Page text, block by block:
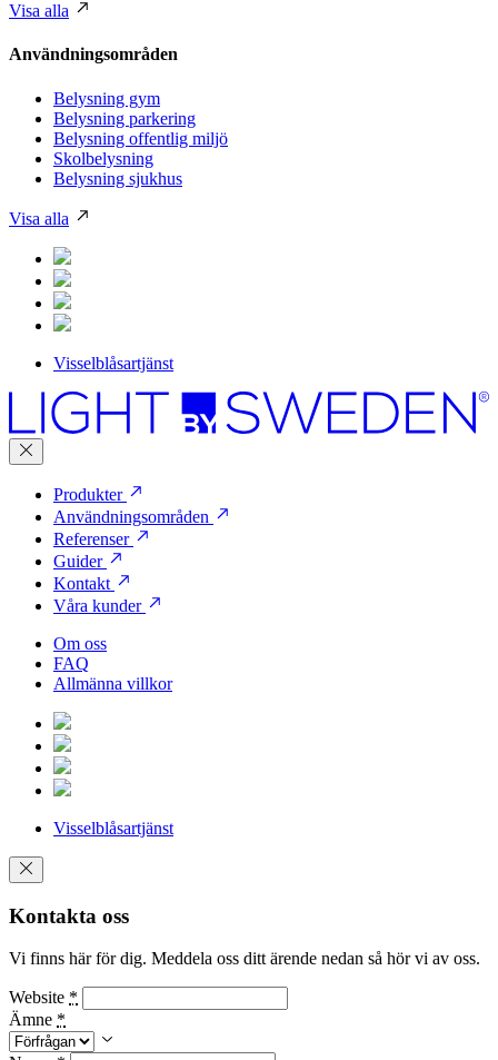
Visa alla
Användningsområden
Belysning gym
Belysning parkering
Belysning offentlig miljö
Skolbelysning
Belysning sjukhus
Visa alla
Visselblåsartjänst
Produkter
Användningsområden
Referenser
Guider
Kontakt
Våra kunder
Om oss
FAQ
Allmänna villkor
Visselblåsartjänst
Kontakta oss
Vi finns här för dig. Meddela oss ditt ärende nedan så hör vi av oss.
Website *
Ämne *